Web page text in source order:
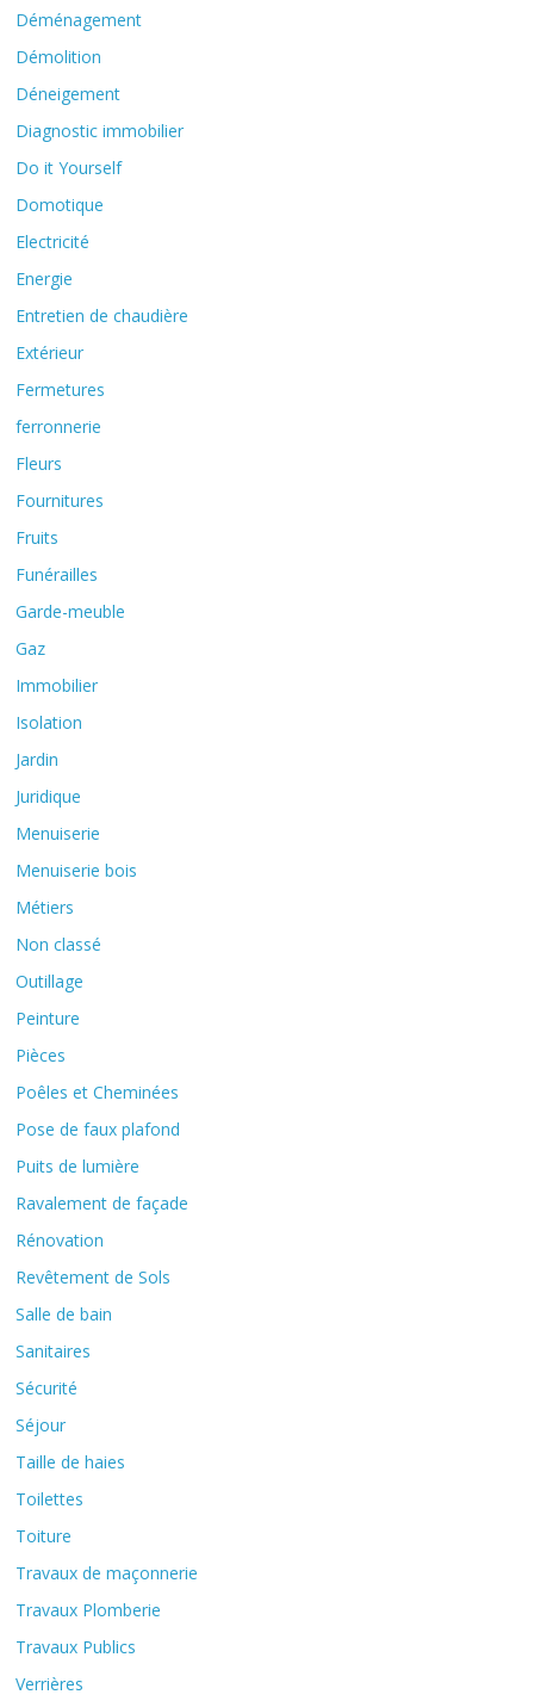
Déménagement
Démolition
Déneigement
Diagnostic immobilier
Do it Yourself
Domotique
Electricité
Energie
Entretien de chaudière
Extérieur
Fermetures
ferronnerie
Fleurs
Fournitures
Fruits
Funérailles
Garde-meuble
Gaz
Immobilier
Isolation
Jardin
Juridique
Menuiserie
Menuiserie bois
Métiers
Non classé
Outillage
Peinture
Pièces
Poêles et Cheminées
Pose de faux plafond
Puits de lumière
Ravalement de façade
Rénovation
Revêtement de Sols
Salle de bain
Sanitaires
Sécurité
Séjour
Taille de haies
Toilettes
Toiture
Travaux de maçonnerie
Travaux Plomberie
Travaux Publics
Verrières